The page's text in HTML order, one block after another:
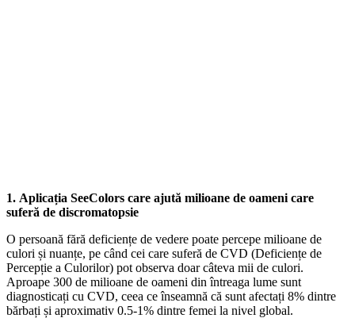
1. Aplicația SeeColors care ajută milioane de oameni care
suferă de discromatopsie
O persoană fără deficiențe de vedere poate percepe milioane de
culori și nuanțe, pe când cei care suferă de CVD (Deficiențe de
Percepție a Culorilor) pot observa doar câteva mii de culori.
Aproape 300 de milioane de oameni din întreaga lume sunt
diagnosticați cu CVD, ceea ce înseamnă că sunt afectați 8% dintre
bărbați și aproximativ 0.5-1% dintre femei la nivel global.